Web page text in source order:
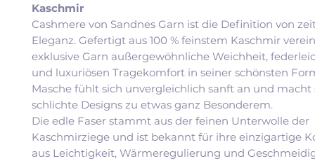
Kaschmir
Cashmere von Sandnes Garn ist die Definition von
Eleganz. Gefertigt aus 100 % feinstem Kaschmir
exklusive Garn außergewöhnliche Weichheit,
und luxuriösen Tragekomfort in seiner schönsten
Masche fühlt sich unvergleichlich sanft an und macht
schlichte Designs zu etwas ganz Besonderem.
Die edle Faser stammt aus der feinen Unterwolle der
Kaschmirziege und ist bekannt für ihre einzigartige
aus Leichtigkeit, Wärmeregulierung und